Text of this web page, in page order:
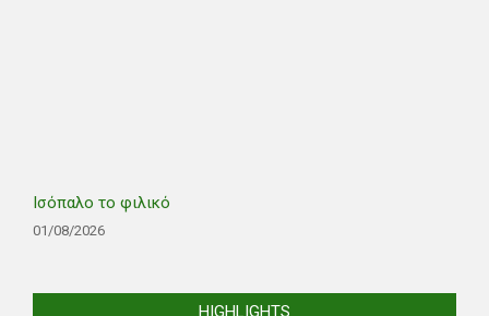
Ισόπαλο το φιλικό
01/08/2026
HIGHLIGHTS